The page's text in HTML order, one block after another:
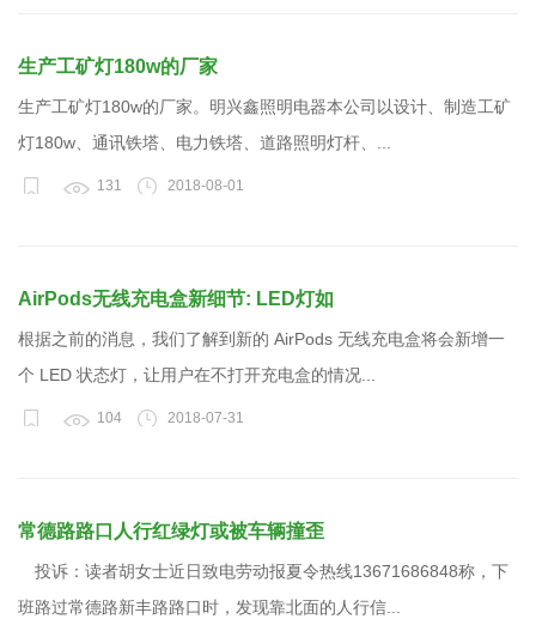
生产工矿灯180w的厂家
生产工矿灯180w的厂家。明兴鑫照明电器本公司以设计、制造工矿
灯180w、通讯铁塔、电力铁塔、道路照明灯杆、...
131 2018-08-01
AirPods无线充电盒新细节: LED灯如
根据之前的消息，我们了解到新的 AirPods 无线充电盒将会新增一
个 LED 状态灯，让用户在不打开充电盒的情况...
104 2018-07-31
常德路路口人行红绿灯或被车辆撞歪
投诉：读者胡女士近日致电劳动报夏令热线13671686848称，下
班路过常德路新丰路路口时，发现靠北面的人行信...